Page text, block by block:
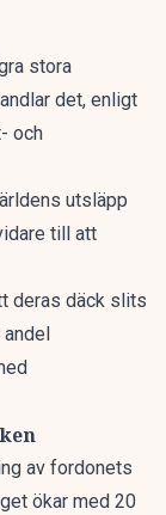
stora
det, enligt
och
utsläpp
till att
deras däck slits
andel
av fordonets
ökar med 20